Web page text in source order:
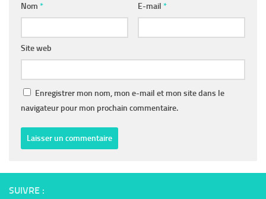
Nom * E-mail *
Site web
Enregistrer mon nom, mon e-mail et mon site dans le
navigateur pour mon prochain commentaire.
SUIVRE :